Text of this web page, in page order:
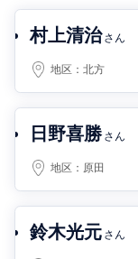
村上清治 さん
地区：北方
日野喜勝 さん
地区： 原田
鈴木光元 さん